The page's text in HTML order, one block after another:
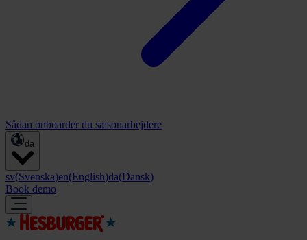
Sådan onboarder du sæsonarbejdere
da
sv(Svenska)en(English)da(Dansk)
Book demo